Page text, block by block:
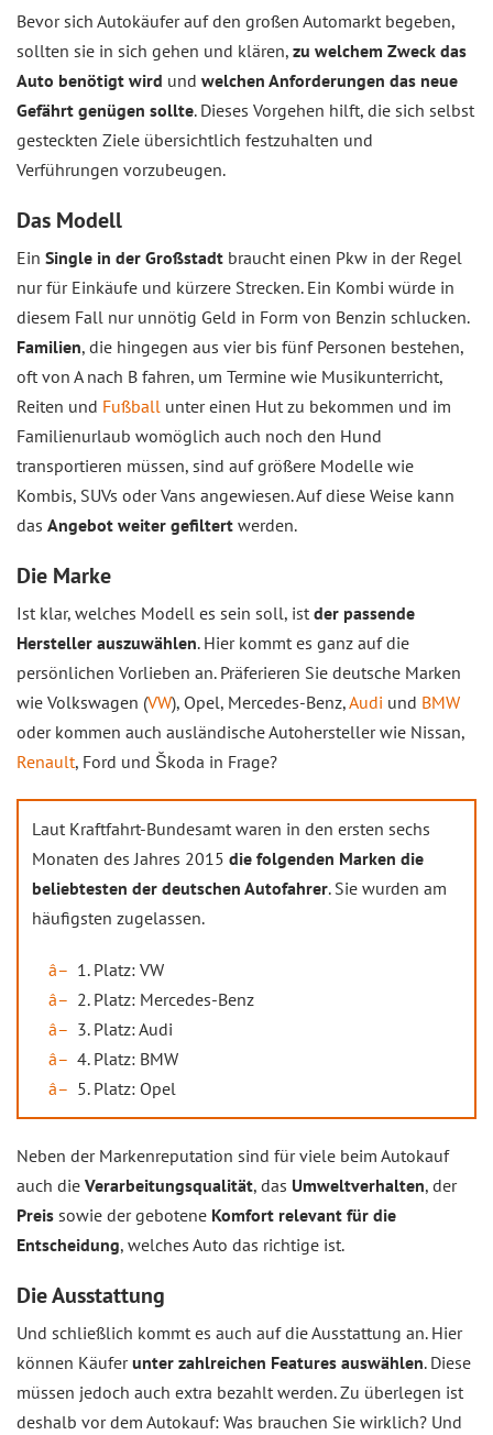
Bevor sich Autokäufer auf den großen Automarkt begeben,
sollten sie in sich gehen und klären, zu welchem Zweck das
Auto benötigt wird und welchen Anforderungen das neue
Gefährt genügen sollte. Dieses Vorgehen hilft, die sich selbst
gesteckten Ziele übersichtlich festzuhalten und
Verführungen vorzubeugen.
Das Modell
Ein Single in der Großstadt braucht einen Pkw in der Regel
nur für Einkäufe und kürzere Strecken. Ein Kombi würde in
diesem Fall nur unnötig Geld in Form von Benzin schlucken.
Familien, die hingegen aus vier bis fünf Personen bestehen,
oft von A nach B fahren, um Termine wie Musikunterricht,
Reiten und Fußball unter einen Hut zu bekommen und im
Familienurlaub womöglich auch noch den Hund
transportieren müssen, sind auf größere Modelle wie
Kombis, SUVs oder Vans angewiesen. Auf diese Weise kann
das Angebot weiter gefiltert werden.
Die Marke
Ist klar, welches Modell es sein soll, ist der passende
Hersteller auszuwählen. Hier kommt es ganz auf die
persönlichen Vorlieben an. Präferieren Sie deutsche Marken
wie Volkswagen (VW), Opel, Mercedes-Benz,Audi und BMW
oder kommen auch ausländische Autohersteller wie Nissan,
Renault, Ford und Škoda in Frage?
Laut Kraftfahrt-Bundesamt waren in den ersten sechs
Monaten des Jahres 2015 die folgenden Marken die
beliebtesten der deutschen Autofahrer. Sie wurden am
häufigsten zugelassen.
1. Platz: VW
2. Platz: Mercedes-Benz
3. Platz: Audi
4. Platz: BMW
5. Platz: Opel
Neben der Markenreputation sind für viele beim Autokauf
auch die Verarbeitungsqualität, das Umweltverhalten, der
Preis sowie der gebotene Komfort relevant für die
Entscheidung, welches Auto das richtige ist.
Die Ausstattung
Und schließlich kommt es auch auf die Ausstattung an. Hier
können Käuferunter zahlreichen Features auswählen. Diese
müssen jedoch auch extra bezahlt werden. Zu überlegen ist
deshalb vor dem Autokauf: Was brauchen Sie wirklich? Und